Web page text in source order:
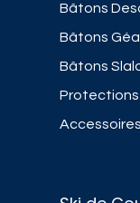
Bâtons
Bâtons
Bâtons